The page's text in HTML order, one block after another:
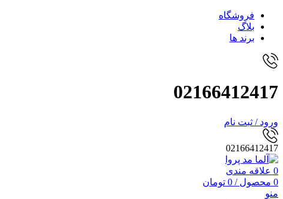
فروشگاه
بلاگ
برند ها
02166412417
ورود / ثبت نام
02166412417
0 علاقه مندی
0 محصول /
0 تومان
منو